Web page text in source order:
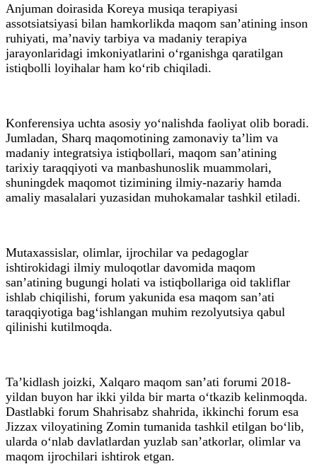
Anjuman doirasida Koreya musiqa terapiyasi
assotsiatsiyasi bilan hamkorlikda maqom san’atining inson
ruhiyati, ma’naviy tarbiya va madaniy terapiya
jarayonlaridagi imkoniyatlarini o‘rganishga qaratilgan
istiqbolli loyihalar ham ko‘rib chiqiladi.
Konferensiya uchta asosiy yo‘nalishda faoliyat olib boradi.
Jumladan, Sharq maqomotining zamonaviy ta’lim va
madaniy integratsiya istiqbollari, maqom san’atining
tarixiy taraqqiyoti va manbashunoslik muammolari,
shuningdek maqomot tizimining ilmiy-nazariy hamda
amaliy masalalari yuzasidan muhokamalar tashkil etiladi.
Mutaxassislar, olimlar, ijrochilar va pedagoglar
ishtirokidagi ilmiy muloqotlar davomida maqom
san’atining bugungi holati va istiqbollariga oid takliflar
ishlab chiqilishi, forum yakunida esa maqom san’ati
taraqqiyotiga bag‘ishlangan muhim rezolyutsiya qabul
qilinishi kutilmoqda.
Ta’kidlash joizki, Xalqaro maqom san’ati forumi 2018-
yildan buyon har ikki yilda bir marta o‘tkazib kelinmoqda.
Dastlabki forum Shahrisabz shahrida, ikkinchi forum esa
Jizzax viloyatining Zomin tumanida tashkil etilgan bo‘lib,
ularda o‘nlab davlatlardan yuzlab san’atkorlar, olimlar va
maqom ijrochilari ishtirok etgan.